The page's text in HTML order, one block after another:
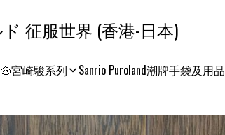
コンクエスト ワールド 征服世界 (香港-日本)
🐽宮崎駿系列 Sanrio Puroland潮牌手袋及用品